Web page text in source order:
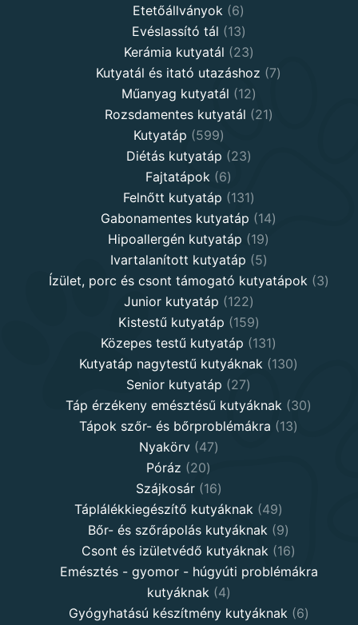
products
Etetőállványok 66
products
Evéslassító tál 1313
products
Kerámia kutyatál 2323
products
Kutyatál és itató utazáshoz 77
Műanyag kutyatál 1212
products
Rozsdamentes kutyatál 2121
Kutyatáp 599599
products
Diétás kutyatáp 2323
Fajtatápok 66
products
Felnőtt kutyatáp 131131
products
Gabonamentes kutyatáp 1414
Hipoallergén kutyatáp 1919
products
Ivartalanított kutyatáp 55
products
Ízület, porc és csont támogató kutyatápok 33
Junior kutyatáp 122122
products
Kistestű kutyatáp 159159
products
Közepes testű kutyatáp 131131
products
Kutyatáp nagytestű kutyáknak 130130
Senior kutyatáp 2727
products
Táp érzékeny emésztésű kutyáknak 3030
Tápok szőr- és bőrproblémákra 1313
Nyakörv 4747
Póráz 2020
products
Szájkosár 1616
products
Táplálékkiegészítő kutyáknak 4949
products
Bőr- és szőrápolás kutyáknak 99
products
Csont és izületvédő kutyáknak 1616
products
Emésztés - gyomor - húgyúti problémákra
kutyáknak
44
products
Gyógyhatású készítmény kutyáknak 66